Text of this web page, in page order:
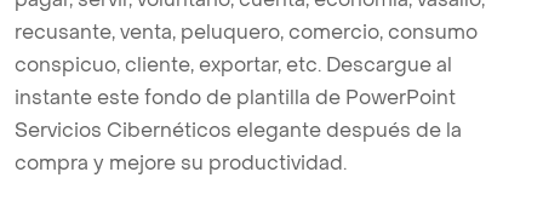
recusante, venta, peluquero, comercio, consumo
conspicuo, cliente, exportar, etc. Descargue al
instante este fondo de plantilla de PowerPoint
Servicios Cibernéticos elegante después de la
compra y mejore su productividad.